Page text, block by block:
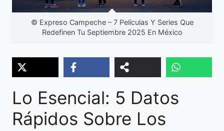
© Expreso Campeche – 7 Películas Y Series Que
Redefinen Tu Septiembre 2025 En México
Lo Esencial: 5 Datos
Rápidos Sobre Los